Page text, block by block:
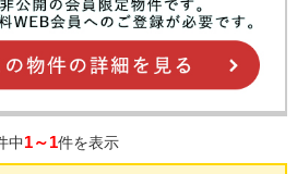
中1～1件を表示